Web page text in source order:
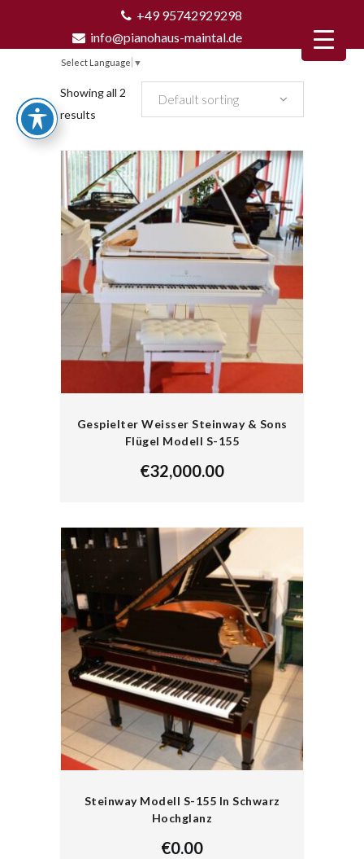
+49 95742929298
info@pianohaus-maintal.de
Select Language ▼
Showing all 2
results
Default sorting
Gespielter Weisser Steinway & Sons
Flügel Modell S-155
€32,000.00
Steinway Modell S-155 In Schwarz
Hochglanz
€0.00